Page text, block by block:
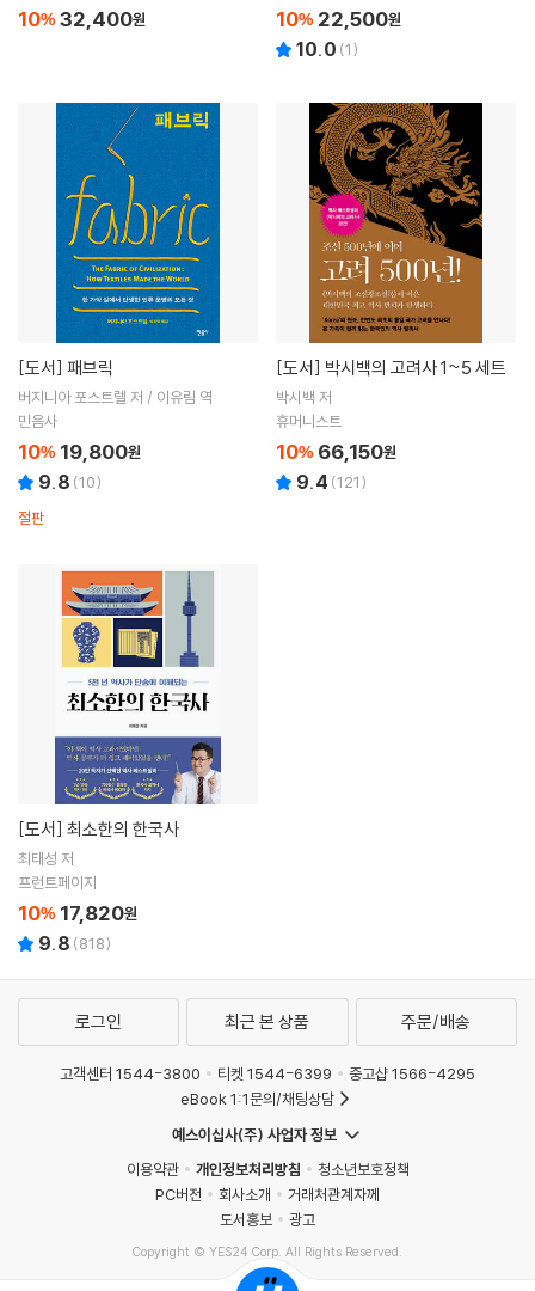
10% 32,400원 10% 22,500원
10.0 (1)
[도서] 패브릭
버지니아 포스트렐 저 / 이유림 역
민음사
10% 19,800원
9.8 (10)
절판
[도서] 박시백의 고려사 1~5 세트
박시백 저
휴머니스트
10% 66,150원
9.4 (121)
[도서] 최소한의 한국사
최태성 저
프런트페이지
10% 17,820원
9.8 (818)
로그인 최근 본 상품 주문/배송
고객센터 1544-3800 티켓 1544-6399
중고샵 1566-4295
eBook 1:1문의/채팅상담
예스이십사(주) 사업자 정보
이용약관
개인정보처리방침
청소년보호정책
PC버전
회사소개
거래처관계자께
도서홍보
광고
Copyright © YES24 Corp. All Rights Reserved.